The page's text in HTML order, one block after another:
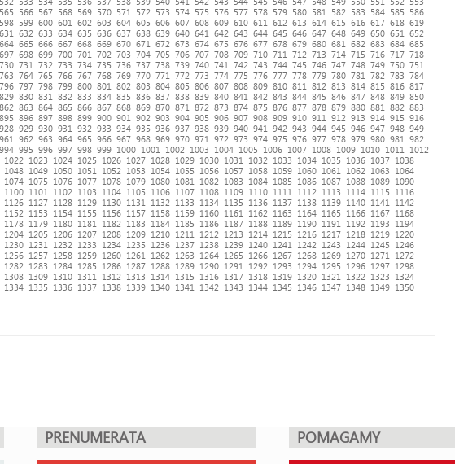
565 566 567 568 569 570 571 572 573 574 575 576 577 578 579 580 581 582 583 584 585
586
598 599 600 601 602 603 604 605 606 607 608 609 610 611 612 613 614 615 616 617 618 619
631 632 633 634 635 636 637 638 639 640 641 642 643 644 645 646 647 648 649 650 651
652
664 665 666 667 668 669 670 671 672 673 674 675 676 677 678 679 680 681 682 683 684 685
697 698 699 700 701 702 703 704 705 706 707 708 709 710 711 712 713 714 715 716 717 718
730 731 732 733 734 735 736 737 738 739 740 741 742 743 744 745 746 747 748 749 750 751
763 764 765 766 767 768 769 770 771 772 773 774 775 776 777 778 779 780 781 782 783 784
796 797 798 799 800 801 802 803 804 805 806 807 808 809 810 811 812 813 814 815 816 817
829 830 831 832 833 834 835 836 837 838 839 840 841 842 843 844 845 846 847 848 849 850
862 863 864 865 866 867 868 869 870 871 872 873 874 875 876 877 878 879 880 881 882 883
895 896 897 898 899 900 901 902 903 904 905 906 907 908 909 910 911 912 913 914 915 916
928 929 930 931 932 933 934 935 936 937 938 939 940 941 942 943 944 945 946 947 948 949
961 962 963 964 965 966 967 968 969 970 971 972 973 974 975 976 977 978 979 980 981
982
994 995 996 997 998 999 1000 1001 1002 1003 1004 1005 1006 1007 1008 1009 1010 1011
1012
1022 1023 1024 1025 1026 1027 1028 1029 1030 1031 1032 1033 1034 1035 1036 1037 1038
1048 1049 1050 1051 1052 1053 1054 1055 1056 1057 1058 1059 1060 1061 1062 1063
1064
1074 1075 1076 1077 1078 1079 1080 1081 1082 1083 1084 1085 1086 1087 1088 1089 1090
1100 1101 1102 1103 1104 1105 1106 1107 1108 1109 1110 1111 1112 1113 1114 1115
1116
1126 1127 1128 1129 1130 1131 1132 1133 1134 1135 1136 1137 1138 1139 1140 1141
1142
1152 1153 1154 1155 1156 1157 1158 1159 1160 1161 1162 1163 1164 1165 1166 1167 1168
1178 1179 1180 1181 1182 1183 1184 1185 1186 1187 1188 1189 1190 1191 1192 1193
1194
1204 1205 1206 1207 1208 1209 1210 1211 1212 1213 1214 1215 1216 1217 1218 1219 1220
1230 1231 1232 1233 1234 1235 1236 1237 1238 1239 1240 1241 1242 1243 1244 1245
1246
1256 1257 1258 1259 1260 1261 1262 1263 1264 1265 1266 1267 1268 1269 1270 1271
1272
1282 1283 1284 1285 1286 1287 1288 1289 1290 1291 1292 1293 1294 1295 1296 1297 1298
1308 1309 1310 1311 1312 1313 1314 1315 1316 1317 1318 1319 1320 1321 1322 1323
1324
1334 1335 1336 1337 1338 1339 1340 1341 1342 1343 1344 1345 1346 1347 1348 1349 1350
PRENUMERATA POMAGAMY